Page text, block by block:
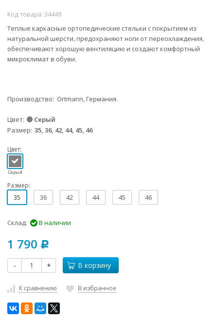
Код товара: 34449
Теплые каркасные ортопедические стельки с покрытием из
натуральной шерсти, предохраняют ноги от переохлаждения,
обеспечивают хорошую вентиляцию и создают комфортный
микроклимат в обуви.
Производство: Ortmann, Германия.
Цвет
Серый
Размер 35, 36, 42, 44, 45, 46
Цвет:
Серый
Размер:
35 36 42 44 45 46
Склад: В наличии
1 790 Р
- + В корзину
К сравнению В избранное